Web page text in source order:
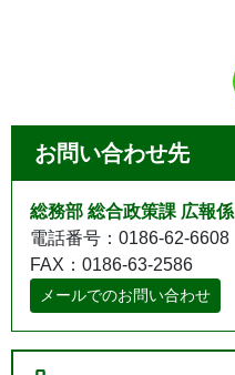
お問い合わせ先
総務部 総合政策課 広報係
電話番号：0186-62-6608
FAX：0186-63-2586
メールでのお問い合わせ